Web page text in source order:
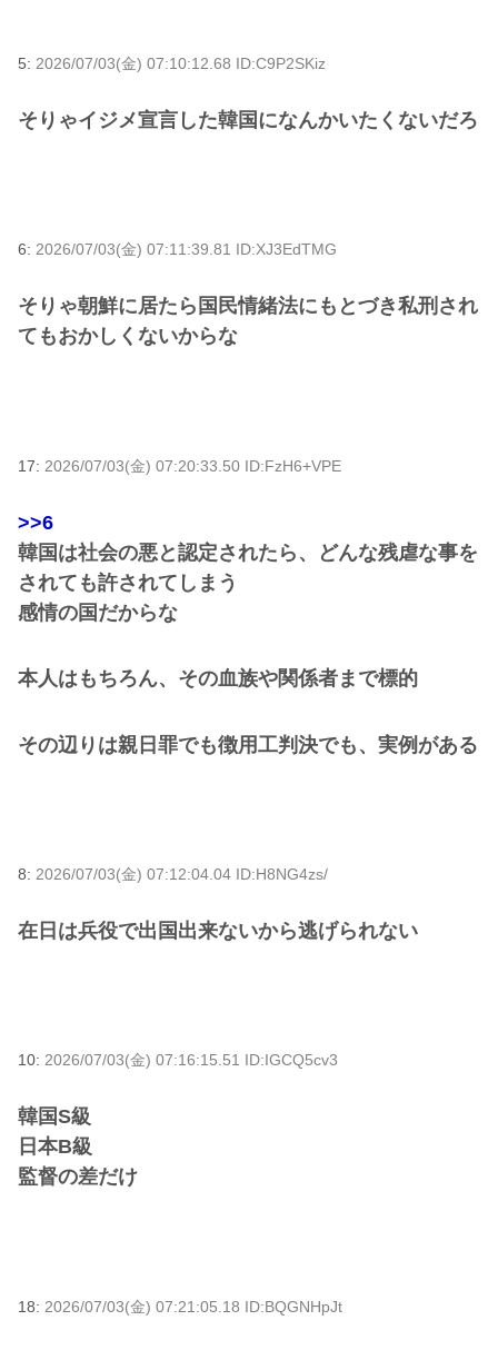
5: 2026/07/03(金) 07:10:12.68 ID:C9P2SKiz
そりゃイジメ宣言した韓国になんかいたくないだろ
6: 2026/07/03(金) 07:11:39.81 ID:XJ3EdTMG
そりゃ朝鮮に居たら国民情緒法にもとづき私刑され
てもおかしくないからな
17: 2026/07/03(金) 07:20:33.50 ID:FzH6+VPE
>>6
韓国は社会の悪と認定されたら、どんな残虐な事を
されても許されてしまう
感情の国だからな
本人はもちろん、その血族や関係者まで標的
その辺りは親日罪でも徴用工判決でも、実例がある
8: 2026/07/03(金) 07:12:04.04 ID:H8NG4zs/
在日は兵役で出国出来ないから逃げられない
10: 2026/07/03(金) 07:16:15.51 ID:IGCQ5cv3
韓国S級
日本B級
監督の差だけ
18: 2026/07/03(金) 07:21:05.18 ID:BQGNHpJt